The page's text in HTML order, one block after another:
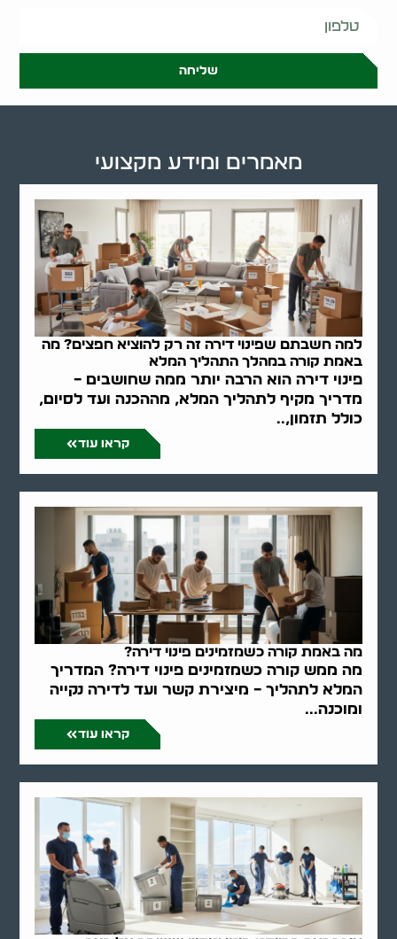
שליחה
למה חשבתם שפינוי דירה זה רק להוציא חפצים? מה
באמת קורה במהלך התהליך המלא
פינוי דירה הוא הרבה יותר ממה שחושבים –
מדריך מקיף לתהליך המלא, מההכנה ועד לסיום,
כולל תזמון,..
קראו עוד
מה באמת קורה כשמזמינים פינוי דירה?
מה ממש קורה כשמזמינים פינוי דירה? המדריך
המלא לתהליך – מיצירת קשר ועד לדירה נקייה
ומוכנה...
קראו עוד
מאמרים ומידע מקצועי